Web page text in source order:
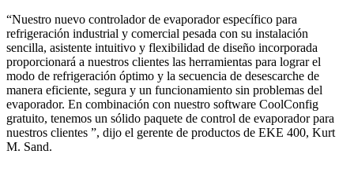
“Nuestro nuevo controlador de evaporador específico para
refrigeración industrial y comercial pesada con su instalación
sencilla, asistente intuitivo y flexibilidad de diseño incorporada
proporcionará a nuestros clientes las herramientas para lograr el
modo de refrigeración óptimo y la secuencia de desescarche de
manera eficiente, segura y un funcionamiento sin problemas del
evaporador. En combinación con nuestro software CoolConfig
gratuito, tenemos un sólido paquete de control de evaporador para
nuestros clientes ”, dijo el gerente de productos de EKE 400, Kurt
M. Sand.